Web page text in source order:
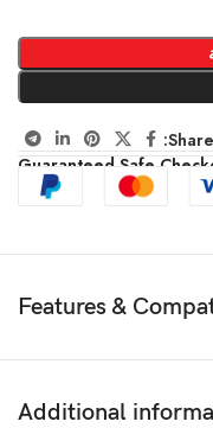
Share:
Guaranteed Safe
Features &
Additional